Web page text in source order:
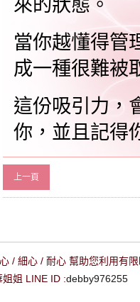
來的狀態。
當你越懂得管
成一種很難被
這份吸引力，
你，並且記得
上一頁
/ 細心 / 耐心 幫助您利用有
姐姐 LINE ID :debby976255